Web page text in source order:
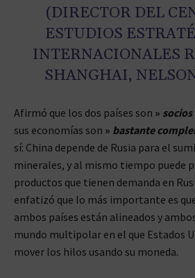
(DIRECTOR DEL
ESTUDIOS
INTERNACIONALES
SHANGHAI,
Afirmó que los dos países son »
sus economías son » bastante
sí: China depende de Rusia para el
minerales, y al mismo tiempo puede
productos que tienen demanda en
enfatizó que lo más importante es
ambos países están alineados y
mundo multipolar en el que Estados
mover los hilos usando su moneda.